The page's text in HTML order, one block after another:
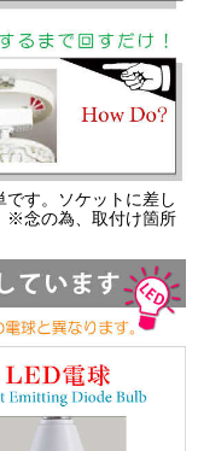
す。ソケットに差し
※念の為、取付け箇所